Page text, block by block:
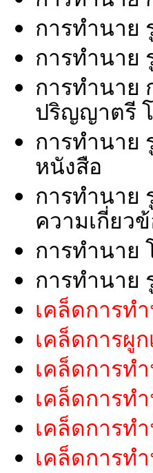
การทำนาย
การทำนาย
การทำนาย
ปริญญาตรี โ
การทำนาย
หนังสือ
การทำนาย
ความเกี่ยวข้
การทำนาย
การทำนาย
เคล็ดการท
เคล็ดการผู
เคล็ดการท
เคล็ดการท
เคล็ดการท
เคล็ดการท